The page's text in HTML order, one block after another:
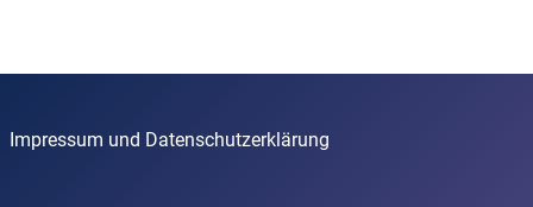
Impressum und Datenschutzerklärung